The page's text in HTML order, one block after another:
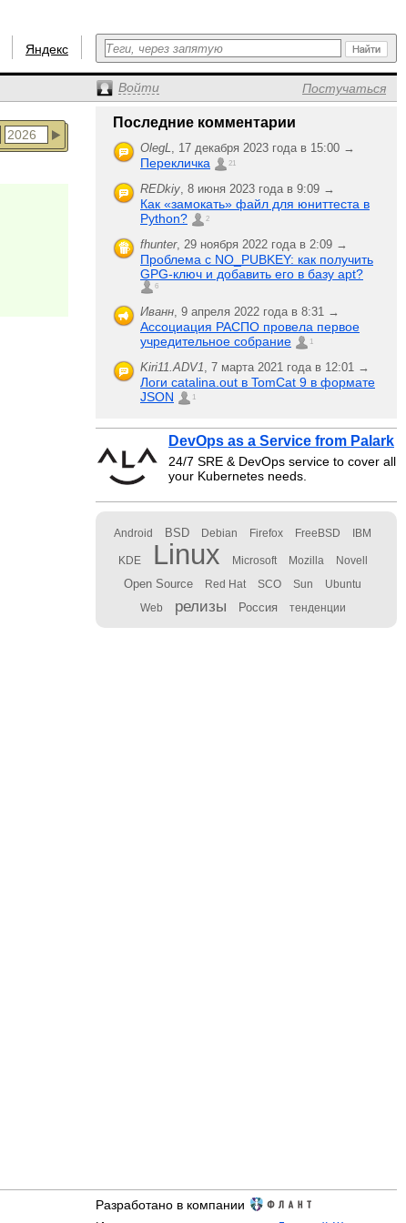
Яндекс
Войти Постучаться
Последние комментарии
OlegL, 17 декабря 2023 года в 15:00 →
Перекличка 21
REDkiy, 8 июня 2023 года в 9:09 →
Как «замокать» файл для юниттеста в
Python?
2
fhunter, 29 ноября 2022 года в 2:09 →
Проблема с NO_PUBKEY: как получить
GPG-ключ и добавить его в базу apt?
6
Иванн, 9 апреля 2022 года в 8:31 →
Ассоциация РАСПО провела первое
учредительное собрание
1
Kiri11.ADV1, 7 марта 2021 года в 12:01 →
Логи catalina.out в TomCat 9 в формате
JSON
1
DevOps as a Service from Palark
24/7 SRE & DevOps service to cover all
your Kubernetes needs.
Android BSD Debian Firefox FreeBSD IBM
KDE Linux Microsoft Mozilla Novell
Open Source Red Hat SCO Sun Ubuntu
Web релизы Россия тенденции
Разработано в компании